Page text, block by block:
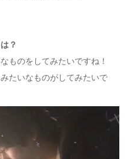
？
ものをしてみたいですね！
たいなものがしてみたいで